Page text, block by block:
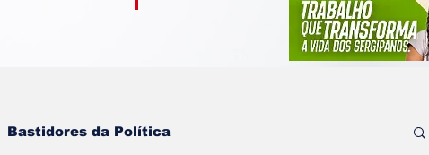
Bastidores da Política